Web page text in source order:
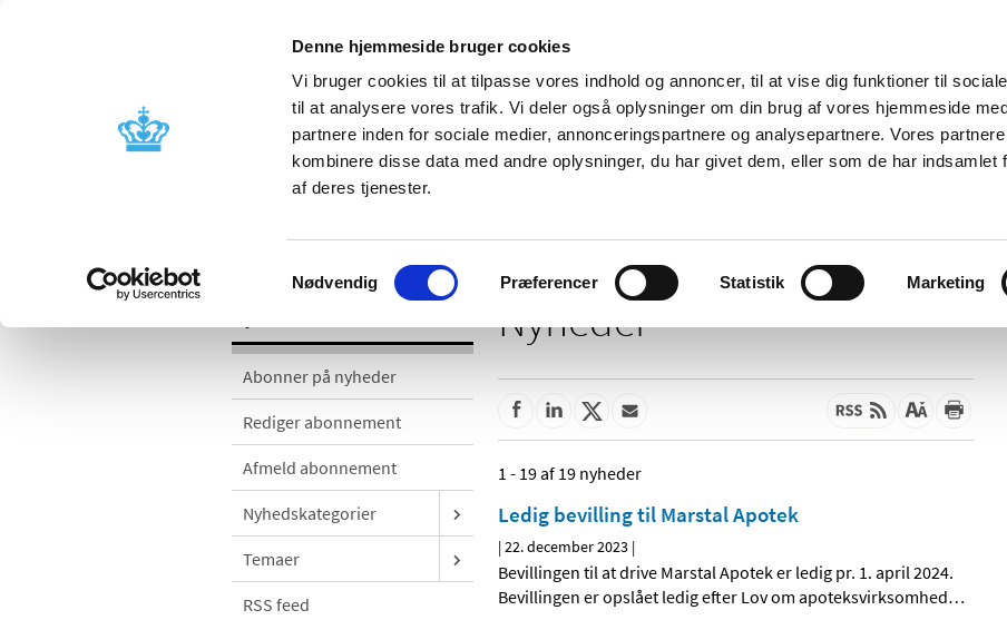
Denne hjemmeside bruger cookies
Vi bruger cookies til at tilpasse vores indhold og annoncer, til at vise dig funktioner til
til at analysere vores trafik. Vi deler også oplysninger om din brug af vores hjemmeside
partnere inden for sociale medier, annonceringspartnere og analysepartnere. Vores
kombinere disse data med andre oplysninger, du har givet dem, eller som de har indsamlet
af deres tjenester.
Samtykkevalg
Nødvendig Præferencer Statistik Marketing
Nyheder Om os Kontakt
Godkendelse og
Bivirkninger og
produktinformation
Tilskud og
Apoteker og salg af
Abonner på nyheder
Rediger abonnement
Afmeld abonnement
Nyhedskategorier
Temaer
RSS feed
Nyheder
1 - 19 af 19 nyheder
Ledig bevilling til Marstal Apotek
|22. december 2023 |
Bevillingen til at drive Marstal Apotek er ledig pr. 1. april 2024.
Bevillingen er opslået ledig efter Lov om apoteksvirksomhed…